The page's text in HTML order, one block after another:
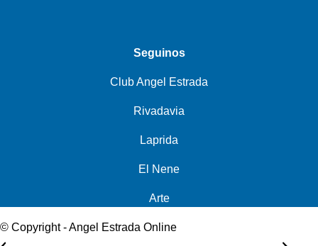
Seguinos
Club Angel Estrada
Rivadavia
Laprida
El Nene
Arte
© Copyright - Angel Estrada Online